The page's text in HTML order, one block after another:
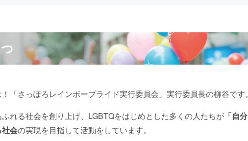
「さっぽろレインボープライド実行委員会」実行委員長の柳谷です。
ふれる社会を創り上げ、LGBTQをはじめとした多くの人たちが 「自分
会の実現を目指して活動をしています。